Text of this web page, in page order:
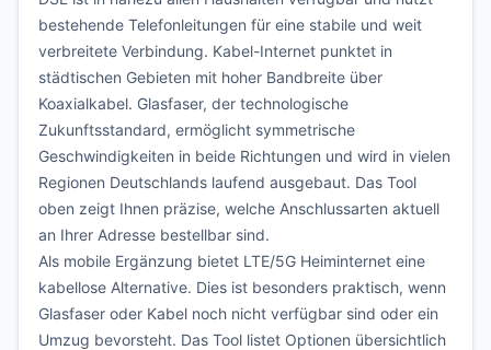
bestehende Telefonleitungen für eine stabile und weit
verbreitete Verbindung. Kabel-Internet punktet in
städtischen Gebieten mit hoher Bandbreite über
Koaxialkabel. Glasfaser, der technologische
Zukunftsstandard, ermöglicht symmetrische
Geschwindigkeiten in beide Richtungen und wird in vielen
Regionen Deutschlands laufend ausgebaut. Das Tool
oben zeigt Ihnen präzise, welche Anschlussarten aktuell
an Ihrer Adresse bestellbar sind.
Als mobile Ergänzung bietet LTE/5G Heiminternet eine
kabellose Alternative. Dies ist besonders praktisch, wenn
Glasfaser oder Kabel noch nicht verfügbar sind oder ein
Umzug bevorsteht. Das Tool listet Optionen übersichtlich